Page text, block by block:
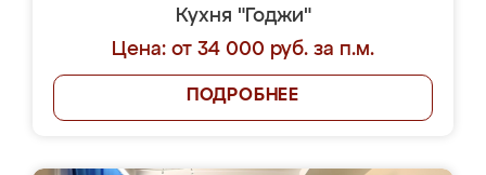
Кухня "Годжи"
Цена: от 34 000 руб. за п.м.
ПОДРОБНЕЕ